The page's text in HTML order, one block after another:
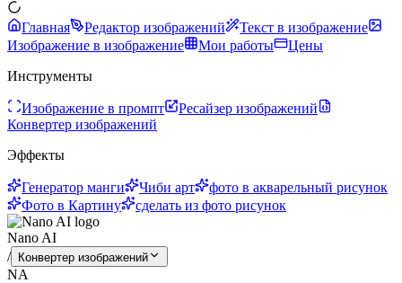
Главная Редактор изображений
Текст в изображение
Изображение в изображение
Мои работы
Цены
Инструменты
Изображение в промпт
Ресайзер изображений
Конвертер изображений
Эффекты
Генератор манги Чиби арт
фото в акварельный рисунок
Фото в Картину
сделать из фото рисунок
Nano AI
/
Конвертер изображений
NA